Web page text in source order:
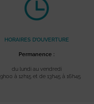
HORAIRES D’OUVERTURE
Permanence :
du lundi au vendredi
à 12h15 et de 13h45 à 16h45